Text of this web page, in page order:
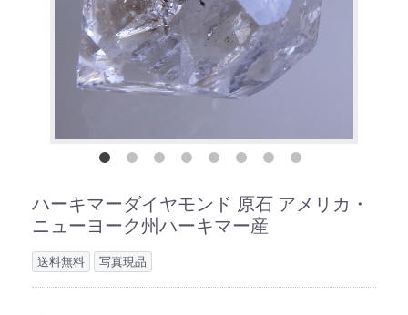
ハーキマーダイヤモンド 原石 アメリカ・
ニューヨーク州ハーキマー産
送料無料 写真現品